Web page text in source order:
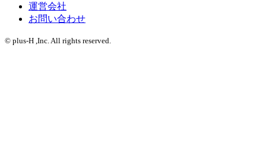
運営会社
お問い合わせ
© plus-H ,Inc. All rights reserved.